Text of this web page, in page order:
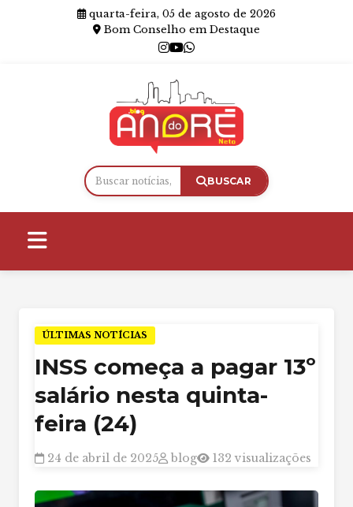
quarta-feira, 05 de agosto de 2026
Bom Conselho em Destaque
BUSCAR
ÚLTIMAS NOTÍCIAS
INSS começa a pagar 13º
salário nesta quinta-
feira (24)
24 de abril de 2025 blog 132 visualizações